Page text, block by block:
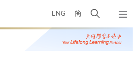
ENG 簡
開
搜
尋
彈
出
主